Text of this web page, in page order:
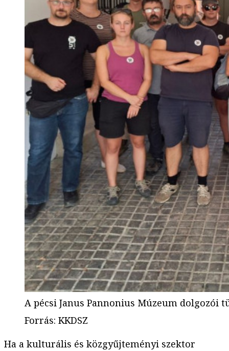
A pécsi Janus Pannonius Múzeum dolgozói
Forrás: KKDSZ
Ha a kulturális és közgyűjteményi szektor